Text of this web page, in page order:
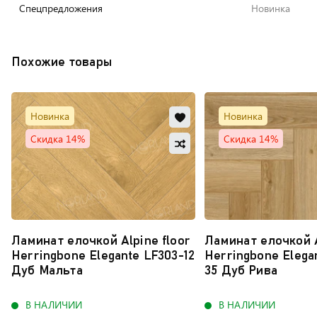
Cпецпредложения Новинка
Похожие товары
Новинка
Скидка 14%
Ламинат елочкой Alpine floor
Herringbone Elegante LF303-12
Дуб Мальта
Добавить
в
избранное
Обновляю
список...
Добавить
в
сравнение
В НАЛИЧИИ
Новинка
Скидка 14%
Ламинат елочкой
Herringbone
35 Дуб Рива
В НАЛИЧИИ